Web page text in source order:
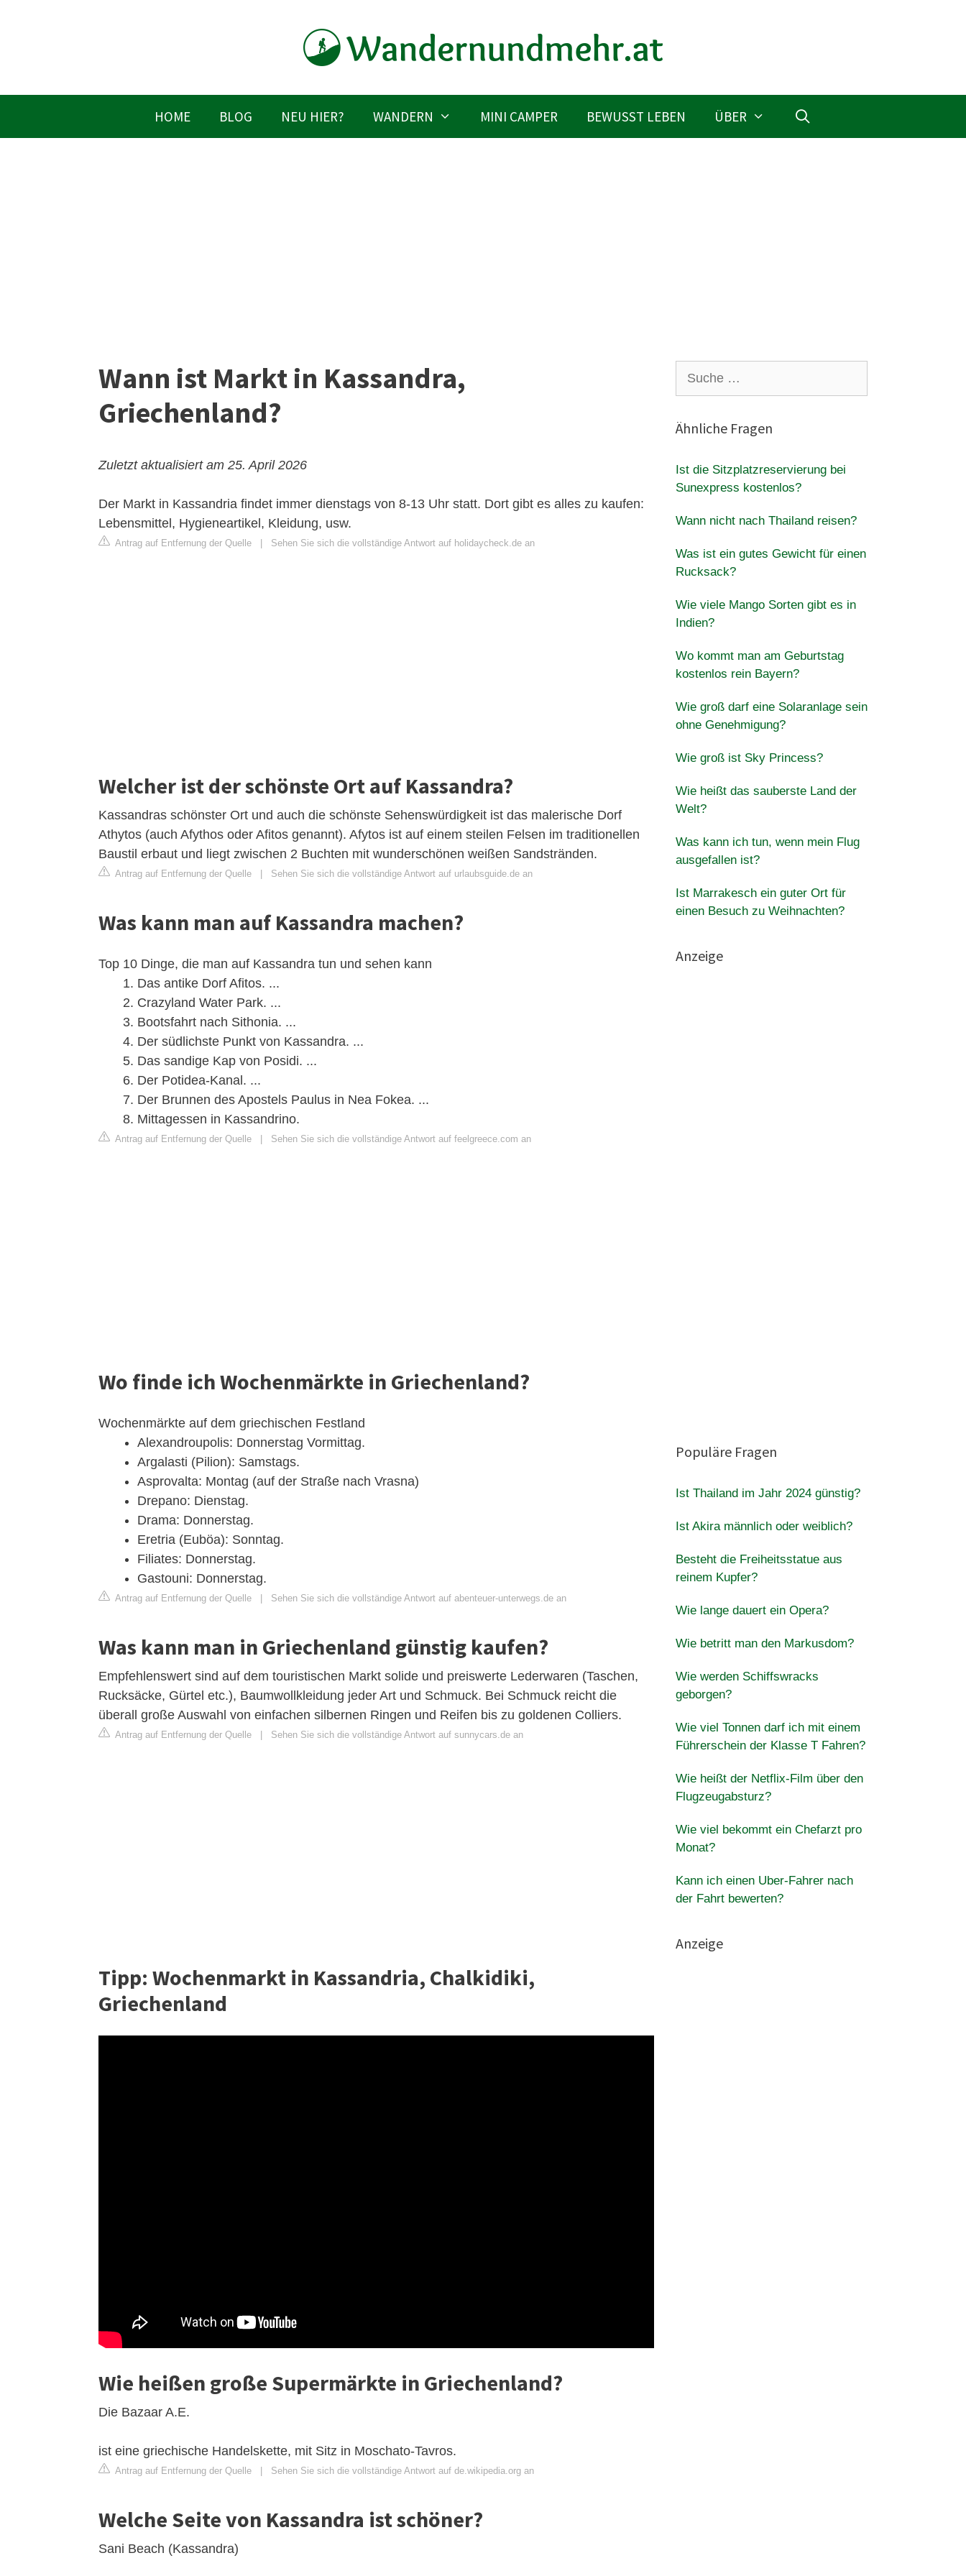
HOME BLOG NEU HIER? WANDERN MINI CAMPER BEWUSST LEBEN ÜBER
Wann ist Markt in Kassandra,
Griechenland?
Zuletzt aktualisiert am 25. April 2026
Der Markt in Kassandria findet immer dienstags von 8-13 Uhr statt. Dort gibt es alles zu kaufen:
Lebensmittel, Hygieneartikel, Kleidung, usw.
Antrag auf Entfernung der Quelle Sehen Sie sich die vollständige Antwort auf holidaycheck.de an
Welcher ist der schönste Ort auf Kassandra?
Kassandras schönster Ort und auch die schönste Sehenswürdigkeit ist das malerische Dorf
Athytos (auch Afythos oder Afitos genannt). Afytos ist auf einem steilen Felsen im traditionellen
Baustil erbaut und liegt zwischen 2 Buchten mit wunderschönen weißen Sandstränden.
Antrag auf Entfernung der Quelle Sehen Sie sich die vollständige Antwort auf urlaubsguide.de an
Was kann man auf Kassandra machen?
Top 10 Dinge, die man auf Kassandra tun und sehen kann
Das antike Dorf Afitos. ...
Crazyland Water Park. ...
Bootsfahrt nach Sithonia. ...
Der südlichste Punkt von Kassandra. ...
Das sandige Kap von Posidi. ...
Der Potidea-Kanal. ...
Der Brunnen des Apostels Paulus in Nea Fokea. ...
Mittagessen in Kassandrino.
Antrag auf Entfernung der Quelle Sehen Sie sich die vollständige Antwort auf feelgreece.com an
Wo finde ich Wochenmärkte in Griechenland?
Wochenmärkte auf dem griechischen Festland
Alexandroupolis: Donnerstag Vormittag.
Argalasti (Pilion): Samstags.
Asprovalta: Montag (auf der Straße nach Vrasna)
Drepano: Dienstag.
Drama: Donnerstag.
Eretria (Euböa): Sonntag.
Filiates: Donnerstag.
Gastouni: Donnerstag.
Antrag auf Entfernung der Quelle Sehen Sie sich die vollständige Antwort auf abenteuer-unterwegs.de an
Was kann man in Griechenland günstig kaufen?
Empfehlenswert sind auf dem touristischen Markt solide und preiswerte Lederwaren (Taschen,
Rucksäcke, Gürtel etc.), Baumwollkleidung jeder Art und Schmuck. Bei Schmuck reicht die
überall große Auswahl von einfachen silbernen Ringen und Reifen bis zu goldenen Colliers.
Antrag auf Entfernung der Quelle Sehen Sie sich die vollständige Antwort auf sunnycars.de an
Tipp: Wochenmarkt in Kassandria, Chalkidiki,
Griechenland
Wie heißen große Supermärkte in Griechenland?
Die Bazaar A.E.
ist eine griechische Handelskette, mit Sitz in Moschato-Tavros.
Antrag auf Entfernung der Quelle | Sehen Sie sich die vollständige Antwort auf de.wikipedia.org an
Welche Seite von Kassandra ist schöner?
Sani Beach (Kassandra)
nach:
Ähnliche Fragen
Ist die Sitzplatzreservierung bei
Sunexpress kostenlos?
Wann nicht nach Thailand reisen?
Was ist ein gutes Gewicht für einen
Rucksack?
Wie viele Mango Sorten gibt es in
Indien?
Wo kommt man am Geburtstag
kostenlos rein Bayern?
Wie groß darf eine Solaranlage sein
ohne Genehmigung?
Wie groß ist Sky Princess?
Wie heißt das sauberste Land der
Welt?
Was kann ich tun, wenn mein Flug
ausgefallen ist?
Ist Marrakesch ein guter Ort für
einen Besuch zu Weihnachten?
Anzeige
Populäre Fragen
Ist Thailand im Jahr 2024 günstig?
Ist Akira männlich oder weiblich?
Besteht die Freiheitsstatue aus
reinem Kupfer?
Wie lange dauert ein Opera?
Wie betritt man den Markusdom?
Wie werden Schiffswracks
geborgen?
Wie viel Tonnen darf ich mit einem
Führerschein der Klasse T Fahren?
Wie heißt der Netflix-Film über den
Flugzeugabsturz?
Wie viel bekommt ein Chefarzt pro
Monat?
Kann ich einen Uber-Fahrer nach
der Fahrt bewerten?
Anzeige